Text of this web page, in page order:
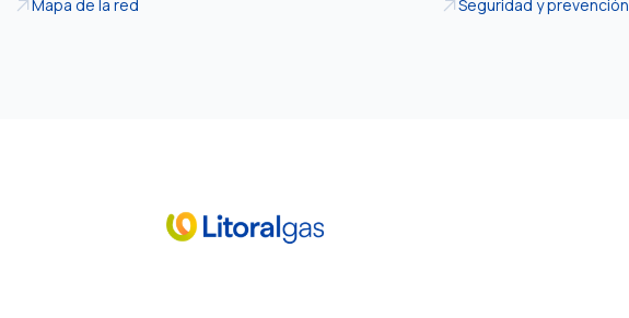
Mapa de la red Seguridad y prevención